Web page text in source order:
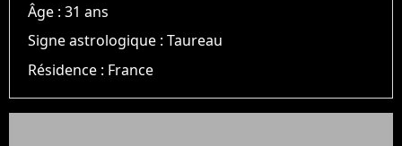
Âge :31 ans
Signe astrologique :Taureau
Résidence : France